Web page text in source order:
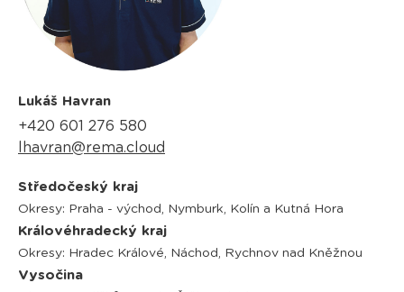
Lukáš Havran
+420 601 276 580
lhavran@rema.cloud
Středočeský kraj
Okresy: Praha - východ, Nymburk, Kolín a Kutná Hora
Královéhradecký kraj
Okresy: Hradec Králové, Náchod, Rychnov nad Kněžnou
Vysočina